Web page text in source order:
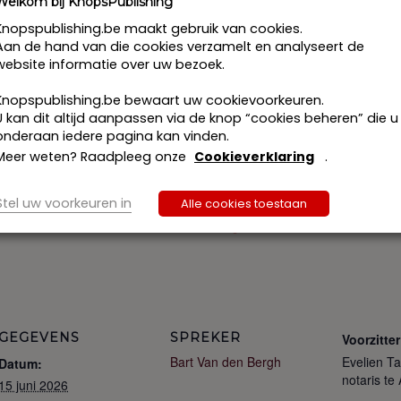
voor de KMO-portefeuille onder het
Ik schrijf me in
Ik vraag tussenkomst van de
GEGEVENS
Datum:
15 juni 2026
SPREKER
Bart Van den Bergh
Voorzitter
Evelien
notaris te
maakt gebruik van cookies.
de hand van die cookies verzamelt en analyseert de
informatie over uw bezoek.
bewaart uw cookievoorkeuren.
kan dit altijd aanpassen via de knop “cookies beheren” die u
iedere pagina kan vinden.
weten? Raadpleeg onze Cookieverklaring .
uw voorkeuren in Alle cookies toestaan